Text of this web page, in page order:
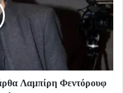
Λαμπίρη Φεντόρουφ